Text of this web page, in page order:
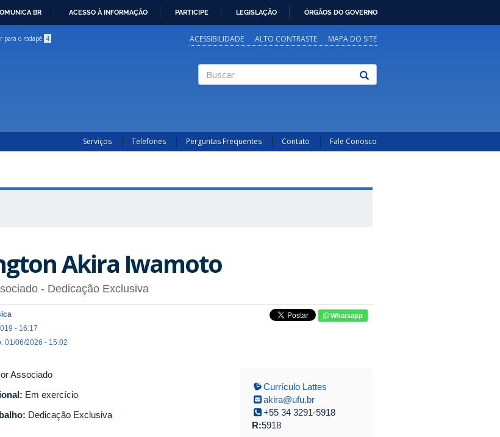
BR ACESSO À INFORMAÇÃO PARTICIPE LEGISLAÇÃO ÓRGÃOS DO GOVERNO
para o rodapé 4 ACESSIBILIDADE ALTO CONTRASTE MAPA DO SITE
Serviços Telefones Perguntas Frequentes Contato Fale Conosco
Akira Iwamoto
- Dedicação Exclusiva
- 16:17
01/06/2026 - 15:02
Whatsapp
Associado
Em exercício
Dedicação Exclusiva
Currículo Lattes
akira@ufu.br
+55 34 3291-5918
R:5918